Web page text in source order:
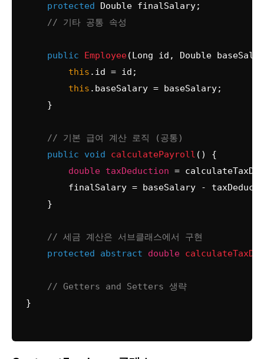
protected Double finalSalary;
// 기타 공통 속성
public Employee(Long id, Double
this .id = id;
this .baseSalary = baseSalary;
    }
// 기본 급여 계산 로직 (공통)
public
void calculatePayroll ()
{
double taxDeduction =
finalSalary = baseSalary -
    }
// 세금 계산은 서브클래스에서 구현
protected
abstract double
// Getters and Setters 생략